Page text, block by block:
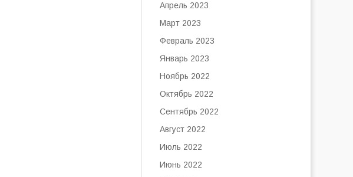
Апрель 2023
Март 2023
Февраль 2023
Январь 2023
Ноябрь 2022
Октябрь 2022
Сентябрь 2022
Август 2022
Июль 2022
Июнь 2022